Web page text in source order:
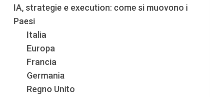
IA, strategie e execution: come si muovono i
Paesi
Italia
Europa
Francia
Germania
Regno Unito